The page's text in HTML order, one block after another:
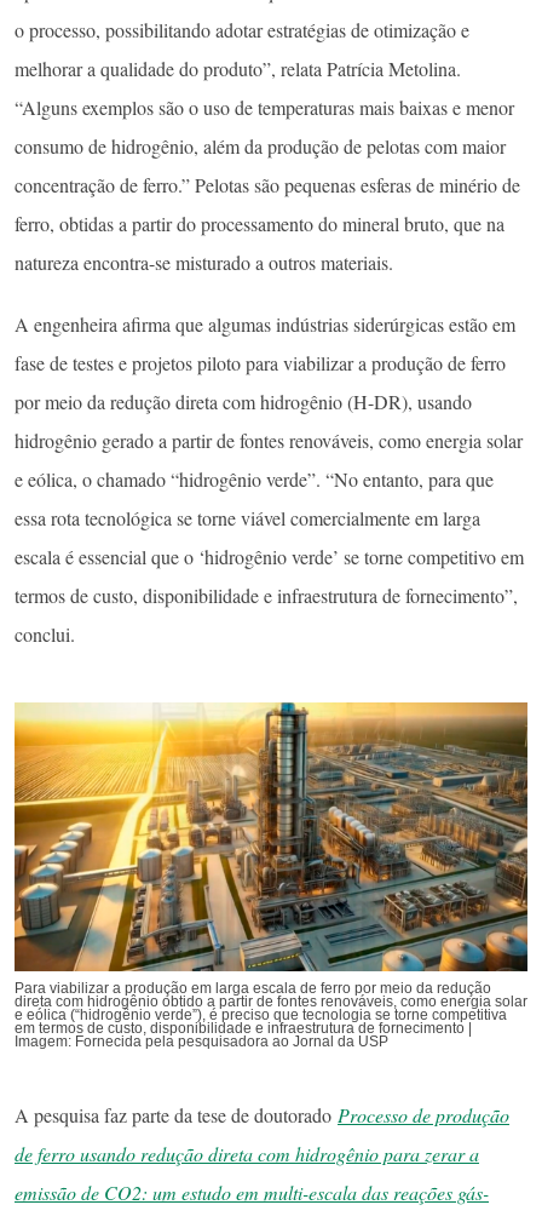
o processo, possibilitando adotar estratégias de otimização e
melhorar a qualidade do produto”, relata Patrícia Metolina.
“Alguns exemplos são o uso de temperaturas mais baixas e menor
consumo de hidrogênio, além da produção de pelotas com maior
concentração de ferro.” Pelotas são pequenas esferas de minério de
ferro, obtidas a partir do processamento do mineral bruto, que na
natureza encontra-se misturado a outros materiais.
A engenheira afirma que algumas indústrias siderúrgicas estão em
fase de testes e projetos piloto para viabilizar a produção de ferro
por meio da redução direta com hidrogênio (H-DR), usando
hidrogênio gerado a partir de fontes renováveis, como energia solar
e eólica, o chamado “hidrogênio verde”. “No entanto, para que
essa rota tecnológica se torne viável comercialmente em larga
escala é essencial que o ‘hidrogênio verde’ se torne competitivo em
termos de custo, disponibilidade e infraestrutura de fornecimento”,
conclui.
Para viabilizar a produção em larga escala de ferro por meio da redução
direta com hidrogênio obtido a partir de fontes renováveis, como energia solar
e eólica (“hidrogênio verde”), é preciso que tecnologia se torne competitiva
em termos de custo, disponibilidade e infraestrutura de fornecimento |
Imagem: Fornecida pela pesquisadora ao Jornal da USP
A pesquisa faz parte da tese de doutorado Processo de produção
de ferro usando redução direta com hidrogênio para zerar a
emissão de CO2: um estudo em multi-escala das reações gás-